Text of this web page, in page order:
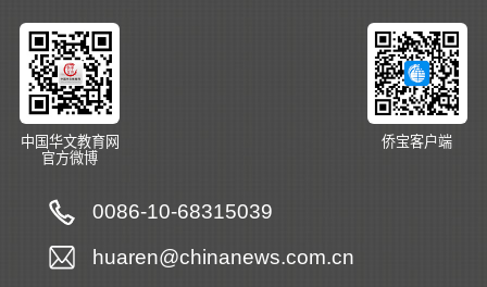
中国华文教育网
官方微博
侨宝客户端
0086-10-68315039
huaren@chinanews.com.cn